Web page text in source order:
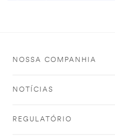
NOSSA COMPANHIA
NOTÍCIAS
REGULATÓRIO